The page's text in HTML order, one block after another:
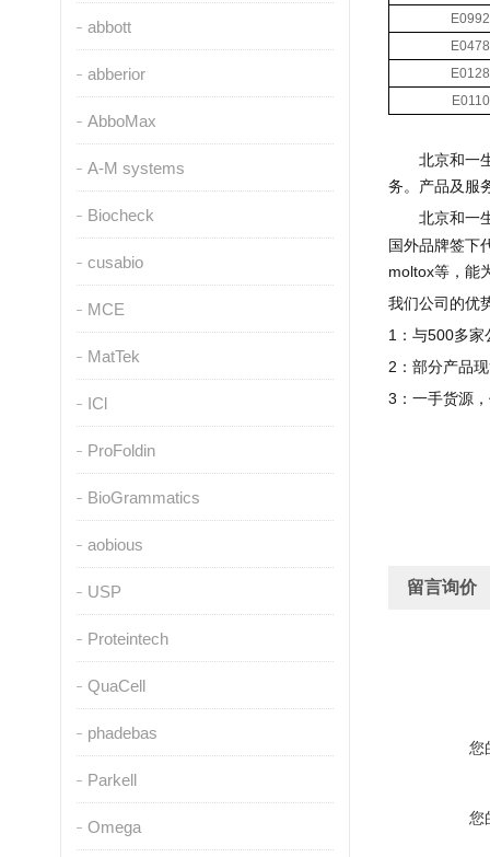
abbott
abberior
AbboMax
A-M systems
Biocheck
cusabio
MCE
MatTek
ICl
ProFoldin
BioGrammatics
aobious
USP
Proteintech
QuaCell
phadebas
Parkell
Omega
北京和一
务。产品及服
北京和一
国外品牌签下
moltox等，能
我们公司的优
1 ：与500多家
2 ：部分产品
3 ：一手货源
留言询价
您
您